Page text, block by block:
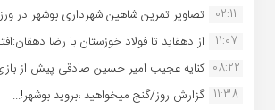
02:11
تصاویر تمرین شاهین شهردارى بوشهر در
11:07
از دهقاید تا فولاد خوزستان با رضا
08:22 کنایه عجیب امیر حسین صادقی پیش از
11:38 گزارش روز/گنج میخواهید ،بروید بوشهر!...